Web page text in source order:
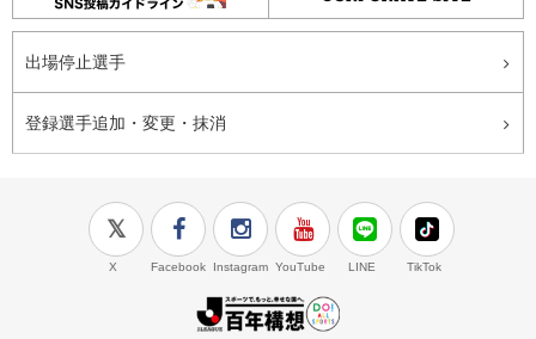
出場停止選手
登録選手追加・変更・抹消
X Facebook Instagram YouTube LINE TikTok